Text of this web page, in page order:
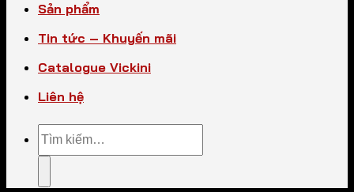
Sản phẩm
Tin tức – Khuyến mãi
Catalogue Vickini
Liên hệ
Tìm
kiếm: